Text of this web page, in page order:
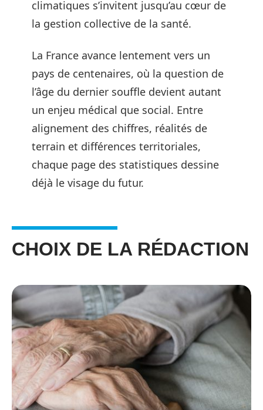
climatiques s’invitent jusqu’au cœur de
la gestion collective de la santé.
La France avance lentement vers un
pays de centenaires, où la question de
l’âge du dernier souffle devient autant
un enjeu médical que social. Entre
alignement des chiffres, réalités de
terrain et différences territoriales,
chaque page des statistiques dessine
déjà le visage du futur.
CHOIX DE LA RÉDACTION